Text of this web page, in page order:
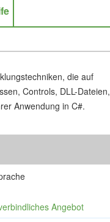
die auf
Controls, DLL-Dateien,
Anwendung in C#.
Angebot